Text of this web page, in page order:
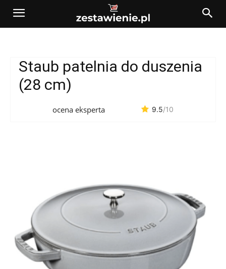
Staub patelnia do duszenia
(28 cm)
ocena eksperta 9.5/10